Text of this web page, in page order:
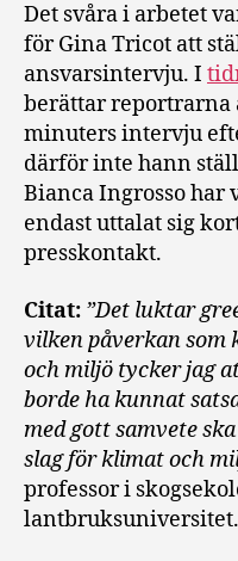
Det svåra i arbetet
för Gina Tricot att
ansvarsintervju. I
berättar reportrarna
minuters intervju
därför inte hann
Bianca Ingrosso har
endast uttalat sig
presskontakt.
Citat: ”Det luktar
vilken påverkan
och miljö tycker jag
borde ha kunnat
med gott samvete
slag för klimat och
professor i
lantbruksuniversitet.